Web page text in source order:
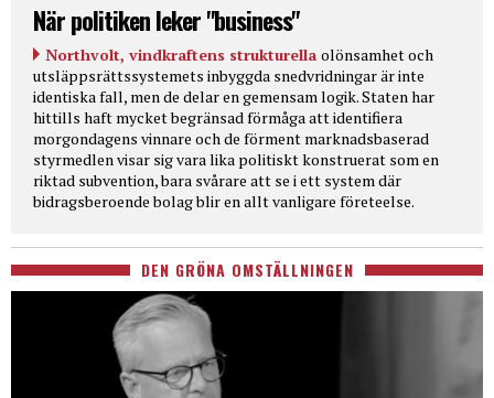
När politiken leker "business"
Northvolt, vindkraftens strukturella olönsamhet och
utsläppsrättssystemets inbyggda snedvridningar är inte
identiska fall, men de delar en gemensam logik. Staten har
hittills haft mycket begränsad förmåga att identifiera
morgondagens vinnare och de förment marknadsbaserad
styrmedlen visar sig vara lika politiskt konstruerat som en
riktad subvention, bara svårare att se i ett system där
bidragsberoende bolag blir en allt vanligare företeelse.
DEN GRÖNA OMSTÄLLNINGEN